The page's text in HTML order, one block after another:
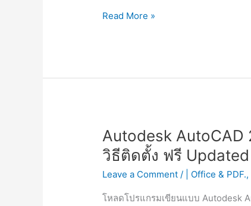
Autodesk
พร้อม
วิธี
ติด
ตั้ง
Read More »
Autodesk AutoCAD
วิธีติดตั้ง ฟรี Updated
Leave a Comment / | Office & PDF.,
โหลดโปรแกรมเขียนแบบ Autodesk